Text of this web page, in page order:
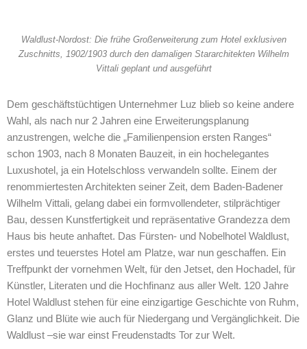
Waldlust-Nordost: Die frühe Großerweiterung zum Hotel exklusiven
Zuschnitts, 1902/1903 durch den damaligen Stararchitekten Wilhelm
Vittali geplant und ausgeführt
Dem geschäftstüchtigen Unternehmer Luz blieb so keine andere
Wahl, als nach nur 2 Jahren eine Erweiterungsplanung
anzustrengen, welche die „Familienpension ersten Ranges“
schon 1903, nach 8 Monaten Bauzeit, in ein hochelegantes
Luxushotel, ja ein Hotelschloss verwandeln sollte. Einem der
renommiertesten Architekten seiner Zeit, dem Baden-Badener
Wilhelm Vittali, gelang dabei ein formvollendeter, stilprächtiger
Bau, dessen Kunstfertigkeit und repräsentative Grandezza dem
Haus bis heute anhaftet. Das Fürsten- und Nobelhotel Waldlust,
erstes und teuerstes Hotel am Platze, war nun geschaffen. Ein
Treffpunkt der vornehmen Welt, für den Jetset, den Hochadel, für
Künstler, Literaten und die Hochfinanz aus aller Welt. 120 Jahre
Hotel Waldlust stehen für eine einzigartige Geschichte von Ruhm,
Glanz und Blüte wie auch für Niedergang und Vergänglichkeit. Die
Waldlust –sie war einst Freudenstadts Tor zur Welt.